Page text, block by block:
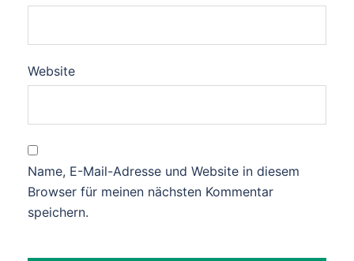
Website
Name, E-Mail-Adresse und Website in diesem
Browser für meinen nächsten Kommentar
speichern.